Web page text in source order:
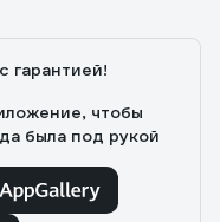
гарантией!
чтобы
была под рукой